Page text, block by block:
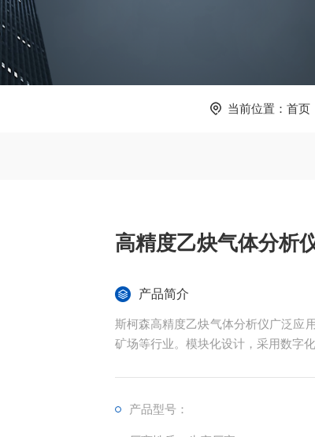
当前位置： 首页
高精度乙炔气体分析
产品简介
斯柯森高精度乙炔气体分析仪广泛应
矿场等行业。模块化设计，采用数字
产品型号：